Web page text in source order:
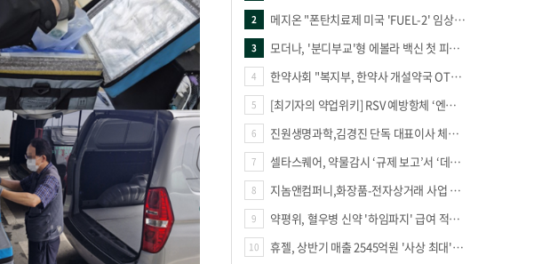
2 메지온 "폰탄치료제 미국 'FUEL-2' 임상 프로토콜 영국 승인"
3 모더나, '분디부교'형 에볼라 백신 첫 피험자 접종
4 한약사회 "복지부, 한약사 개설약국 OTC 공급 방해 더는 방관 말아야"
5 [최기자의 약업위키] RSV 예방항체 ‘엔플론시아’
6 진원생명과학,김경진 단독 대표이사 체제 돌입
7 셀타스퀘어, 약물감시 ‘규제 보고’서 ‘데이터 의사결정’으로 "PVX 전환 요구 커진다"
8 지놈앤컴퍼니,화장품-전자상거래 사업 진출
9 약평위, 혈우병 신약 '하임파지' 급여 적정성 인정…조건부 통과
10 휴젤, 상반기 매출 2545억원 '사상 최대'…미국 투자 속 성장세 지속